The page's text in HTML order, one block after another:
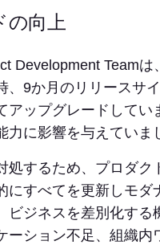
の向上
Development Team
、9か月のリリースサ
アップグレードして
力に影響を与えていま
処するため、プロダ
にすべてを更新しモ
ビジネスを差別化す
ーション不足、組織